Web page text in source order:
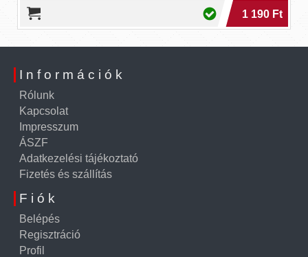
1 190 Ft
Információk
Rólunk
Kapcsolat
Impresszum
ÁSZF
Adatkezelési tájékoztató
Fizetés és szállítás
Fiók
Belépés
Regisztráció
Profil